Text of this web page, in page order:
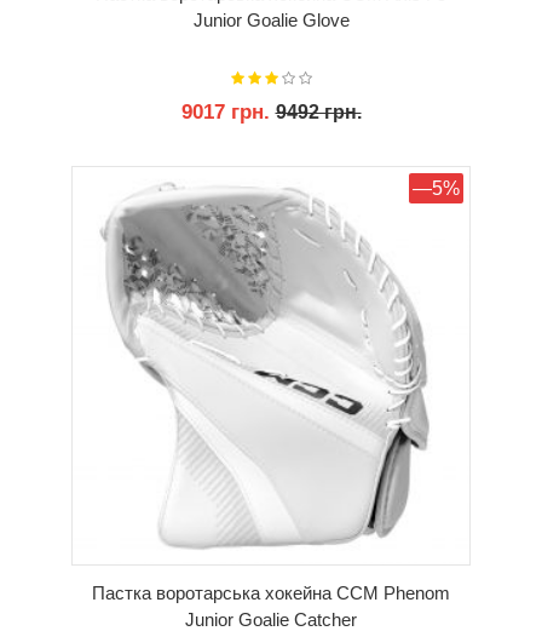
Junior Goalie Glove
9017 грн.9492 грн.
КУПИТИ —5%
Пастка воротарська хокейна CCM Phenom
Junior Goalie Catcher